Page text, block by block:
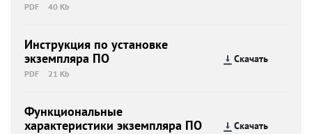
PDF 40 Kb
Инструкция по установке
экземпляра ПО
PDF 21 Kb
Скачать
Функциональные
характеристики экземпляра ПО
Скачать